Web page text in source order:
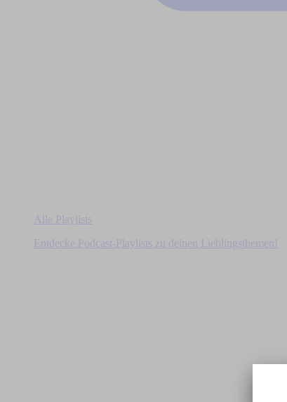
Alle Playlists
Entdecke Podcast-Playlists zu deinen Lieblingsthemen!